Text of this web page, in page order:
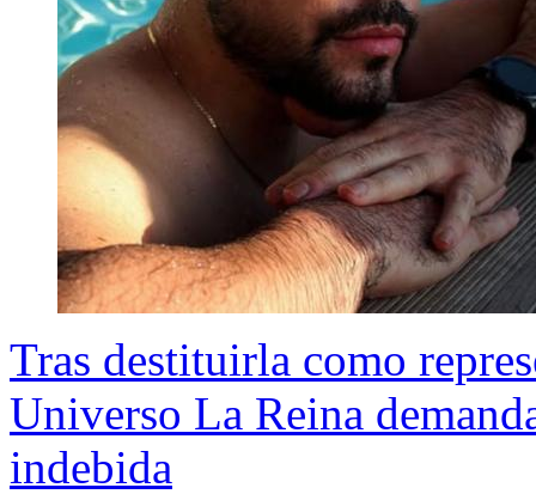
Tras destituirla como
Universo La Reina
indebida